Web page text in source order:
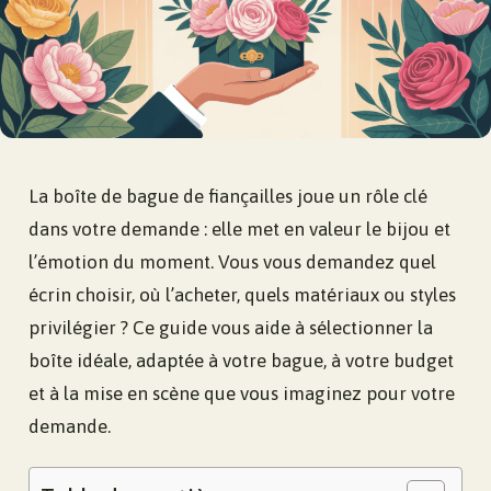
La boîte de bague de fiançailles joue un rôle clé
dans votre demande : elle met en valeur le bijou et
l’émotion du moment. Vous vous demandez quel
écrin choisir, où l’acheter, quels matériaux ou styles
privilégier ? Ce guide vous aide à sélectionner la
boîte idéale, adaptée à votre bague, à votre budget
et à la mise en scène que vous imaginez pour votre
demande.